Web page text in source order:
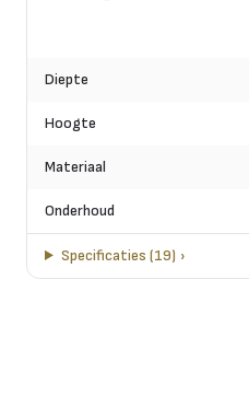
Diepte
Hoogte
Materiaal
Onderhoud
Specificaties (19) ›